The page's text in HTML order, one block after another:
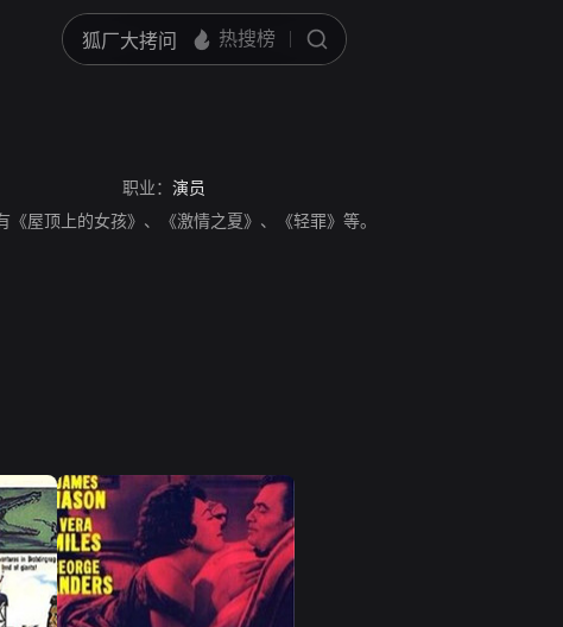
职业： 演员
《屋顶上的女孩》、《激情之夏》、《轻罪》等。